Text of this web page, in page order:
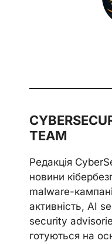
TEAM
Редакція
новини
malware-
активність, AI
security
готуються на